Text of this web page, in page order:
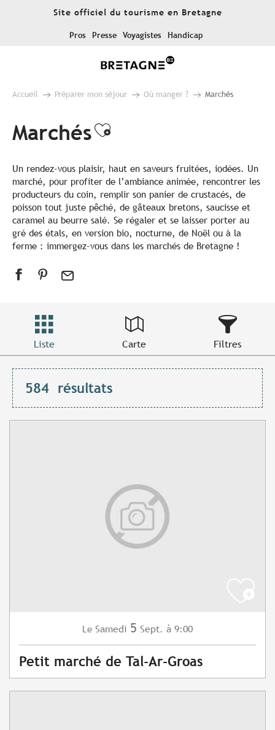
Site officiel du tourisme en Bretagne
Pros Presse Voyagistes Handicap
Accueil Préparer mon séjour Où manger ? Marchés
MarchésAjouter aux
Un rendez-vous plaisir, haut en saveurs fruitées, iodées. Un
marché, pour profiter de l’ambiance animée, rencontrer les
producteurs du coin, remplir son panier de crustacés, de
poisson tout juste pêché, de gâteaux bretons, saucisse et
caramel au beurre salé. Se régaler et se laisser porter au
gré des étals, en version bio, nocturne, de Noël ou à la
ferme : immergez-vous dans les marchés de Bretagne !
Liste Carte Filtres
584 résultats
Le Samedi 5 Sept. à 9:00
Petit marché de Tal-Ar-Groas